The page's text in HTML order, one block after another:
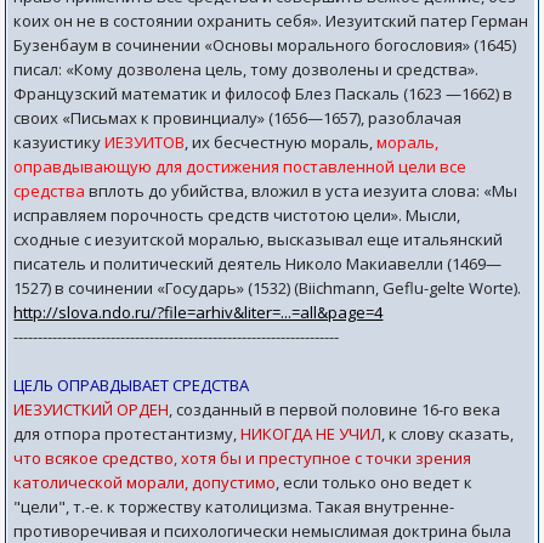
коих он не в состоянии охранить себя». Иезуитский патер Герман
Бузенбаум в сочинении «Основы морального богословия» (1645)
писал: «Кому дозволена цель, тому дозволены и средства».
Французский математик и философ Блез Паскаль (1623 —1662) в
своих «Письмах к провинциалу» (1656—1657), разоблачая
казуистикуИЕЗУИТОВ, их бесчестную мораль,мораль,
оправдывающую для достижения поставленной цели все
средствавплоть до убийства, вложил в уста иезуита слова: «Мы
исправляем порочность средств чистотою цели». Мысли,
сходные с иезуитской моралью, высказывал еще итальянский
писатель и политический деятель Николо Макиавелли (1469—
1527) в сочинении «Государь» (1532) (Biichmann, Geflu-gelte Worte).
http://slova.ndo.ru/?file=arhiv&liter=...=all&page=4
-------------------------------------------------------------------
ЦЕЛЬ ОПРАВДЫВАЕТ СРЕДСТВА
ИЕЗУИСТКИЙ ОРДЕН, созданный в первой половине 16-го века
для отпора протестантизму,НИКОГДА НЕ УЧИЛ, к слову сказать,
что всякое средство, хотя бы и преступное с точки зрения
католической морали, допустимо, если только оно ведет к
"цели", т.-е. к торжеству католицизма. Такая внутренне-
противоречивая и психологически немыслимая доктрина была